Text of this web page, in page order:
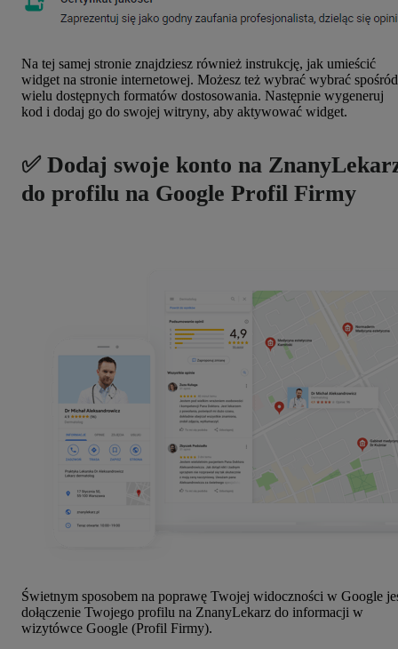
Na tej samej stronie znajdziesz również instrukcję, jak umieścić
widget na stronie internetowej. Możesz też wybrać wybrać spośród
wielu dostępnych formatów dostosowania. Następnie wygeneruj
kod i dodaj go do swojej witryny, aby aktywować widget.
✅ Dodaj swoje konto na
do profilu na Google Profil Firmy
Świetnym sposobem na poprawę Twojej widoczności w Google
dołączenie Twojego profilu na ZnanyLekarz do informacji w
wizytówce Google (Profil Firmy).